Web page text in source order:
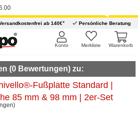
ab 140€* Persönliche Beratung
Warenkorb
Merkliste
Konto
(0 Bewertungen) zu:
Fußplatte Standard |
85 mm & 98 mm | 2er-Set